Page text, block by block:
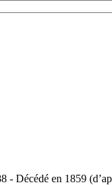
- Décédé en 1859